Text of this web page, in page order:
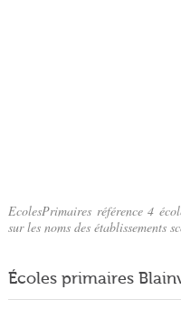
EcolesPrimaires référence 4
sur les noms des établissements
Écoles primaires